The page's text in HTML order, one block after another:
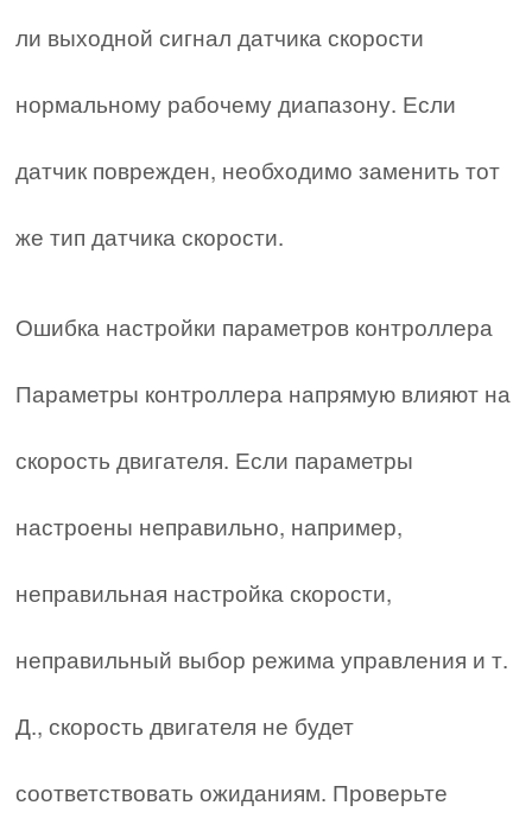
ли выходной сигнал датчика скорости
нормальному рабочему диапазону. Если
датчик поврежден, необходимо заменить тот
же тип датчика скорости.
Ошибка настройки параметров контроллера
Параметры контроллера напрямую влияют на
скорость двигателя. Если параметры
настроены неправильно, например,
неправильная настройка скорости,
неправильный выбор режима управления и т.
Д., скорость двигателя не будет
соответствовать ожиданиям. Проверьте